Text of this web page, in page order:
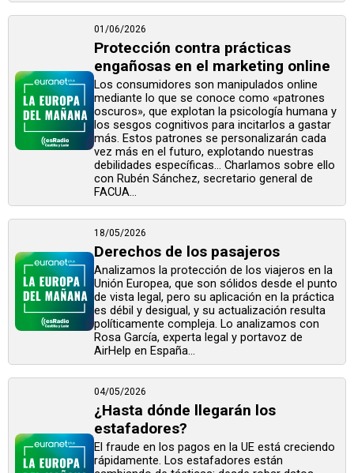
01/06/2026
Protección contra prácticas
engañosas en el marketing online
Los consumidores son manipulados online
mediante lo que se conoce como «patrones
oscuros», que explotan la psicología humana y
los sesgos cognitivos para incitarlos a gastar
más. Estos patrones se personalizarán cada
vez más en el futuro, explotando nuestras
debilidades específicas… Charlamos sobre ello
con Rubén Sánchez, secretario general de
FACUA...
18/05/2026
Derechos de los pasajeros
Analizamos la protección de los viajeros en la
Unión Europea, que son sólidos desde el punto
de vista legal, pero su aplicación en la práctica
es débil y desigual, y su actualización resulta
políticamente compleja. Lo analizamos con
Rosa García, experta legal y portavoz de
AirHelp en España...
04/05/2026
¿Hasta dónde llegarán los
estafadores?
El fraude en los pagos en la UE está creciendo
rápidamente. Los estafadores están